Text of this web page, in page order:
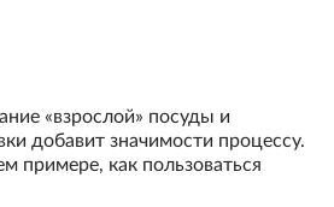
«взрослой» посуды и
добавит значимости процессу.
примере, как пользоваться